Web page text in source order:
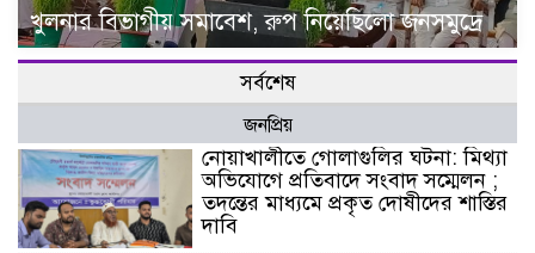
খুলনার বিভাগীয় সমাবেশ, রুপ নিয়েছিলো জনসমুদ্রে
সর্বশেষ
জনপ্রিয়
নোয়াখালীতে গোলাগুলির ঘটনা: মিথ্যা
অভিযোগে প্রতিবাদে সংবাদ সম্মেলন ;
তদন্তের মাধ্যমে প্রকৃত দোষীদের শাস্তির
দাবি